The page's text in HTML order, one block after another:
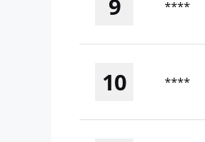
9 ****
10 ****